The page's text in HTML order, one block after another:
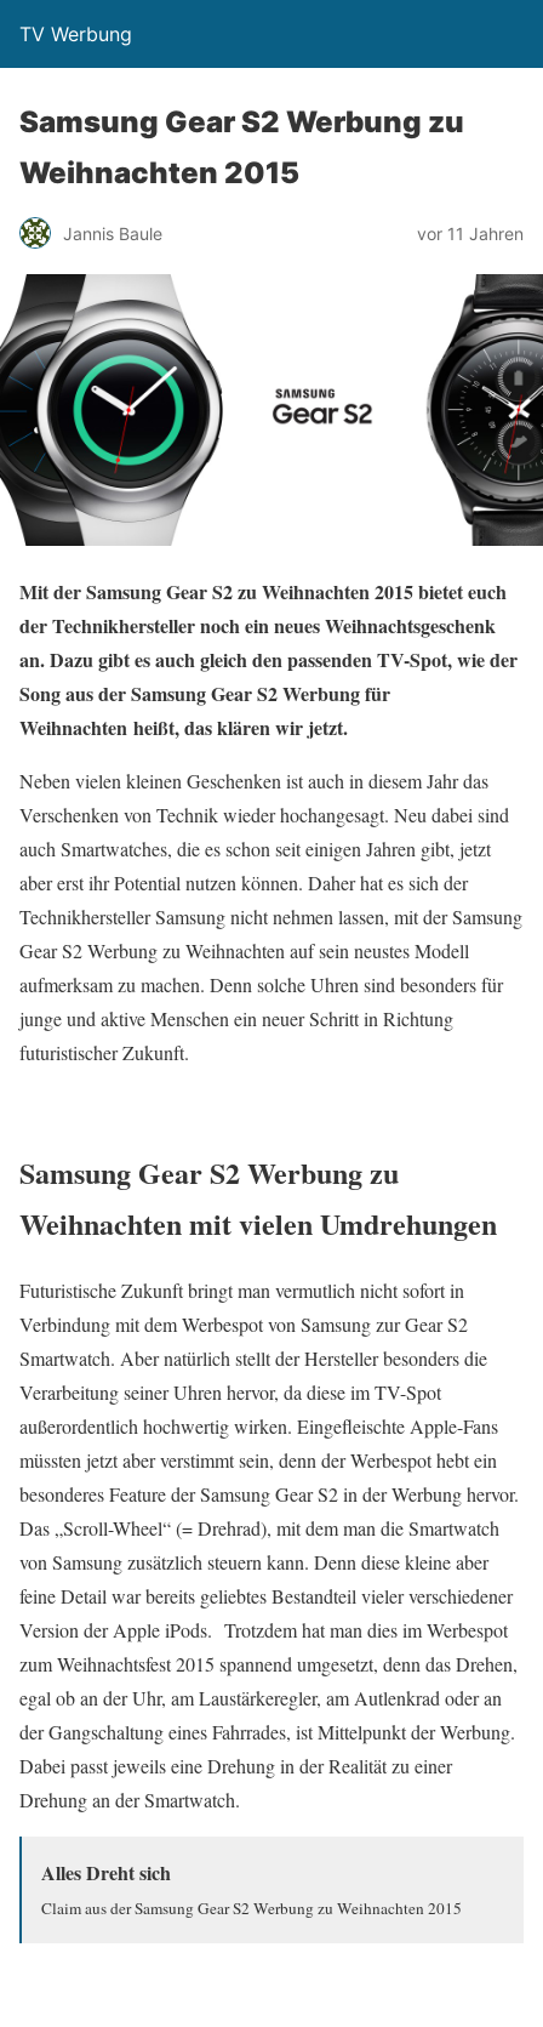
TV Werbung
Samsung Gear S2 Werbung zu
Weihnachten 2015
Jannis Baule vor 11 Jahren
Mit der Samsung Gear S2 zu Weihnachten 2015 bietet euch
der Technikhersteller noch ein neues Weihnachtsgeschenk
an. Dazu gibt es auch gleich den passenden TV-Spot, wie der
Song aus der Samsung Gear S2 Werbung für
Weihnachten heißt, das klären wir jetzt.
Neben vielen kleinen Geschenken ist auch in diesem Jahr das
Verschenken von Technik wieder hochangesagt. Neu dabei sind
auch Smartwatches, die es schon seit einigen Jahren gibt, jetzt
aber erst ihr Potential nutzen können. Daher hat es sich der
Technikhersteller Samsung nicht nehmen lassen, mit der Samsung
Gear S2 Werbung zu Weihnachten auf sein neustes Modell
aufmerksam zu machen. Denn solche Uhren sind besonders für
junge und aktive Menschen ein neuer Schritt in Richtung
futuristischer Zukunft.
Samsung Gear S2 Werbung zu
Weihnachten mit vielen Umdrehungen
Futuristische Zukunft bringt man vermutlich nicht sofort in
Verbindung mit dem Werbespot von Samsung zur Gear S2
Smartwatch. Aber natürlich stellt der Hersteller besonders die
Verarbeitung seiner Uhren hervor, da diese im TV-Spot
außerordentlich hochwertig wirken. Eingefleischte Apple-Fans
müssten jetzt aber verstimmt sein, denn der Werbespot hebt ein
besonderes Feature der Samsung Gear S2 in der Werbung hervor.
Das „Scroll-Wheel“ (= Drehrad), mit dem man die Smartwatch
von Samsung zusätzlich steuern kann. Denn diese kleine aber
feine Detail war bereits geliebtes Bestandteil vieler verschiedener
Version der Apple iPods. Trotzdem hat man dies im Werbespot
zum Weihnachtsfest 2015 spannend umgesetzt, denn das Drehen,
egal ob an der Uhr, am Laustärkeregler, am Autlenkrad oder an
der Gangschaltung eines Fahrrades, ist Mittelpunkt der Werbung.
Dabei passt jeweils eine Drehung in der Realität zu einer
Drehung an der Smartwatch.
Alles Dreht sich
Claim aus der Samsung Gear S2 Werbung zu Weihnachten 2015